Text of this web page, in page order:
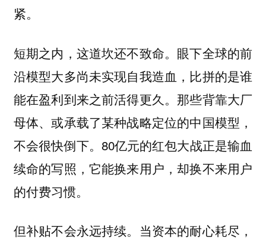
紧。
短期之内，这道坎还不致命。眼下全球的前
沿模型大多尚未实现自我造血，比拼的是谁
能在盈利到来之前活得更久。那些背靠大厂
母体、或承载了某种战略定位的中国模型，
不会很快倒下。80亿元的红包大战正是输血
续命的写照，它能换来用户，却换不来用户
的付费习惯。
但补贴不会永远持续。当资本的耐心耗尽，